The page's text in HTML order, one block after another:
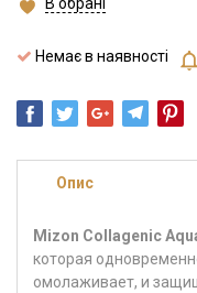
В обрані
Немає в наявності
Опис
Mizon Collagenic
которая
омолаживает, и